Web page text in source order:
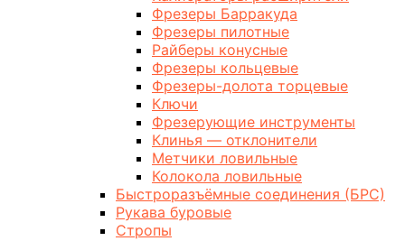
Фрезеры Барракуда
Фрезеры пилотные
Райберы конусные
Фрезеры кольцевые
Фрезеры-долота торцевые
Ключи
Фрезерующие инструменты
Клинья — отклонители
Метчики ловильные
Колокола ловильные
Быстроразъёмные соединения (БРС)
Рукава буровые
Стропы